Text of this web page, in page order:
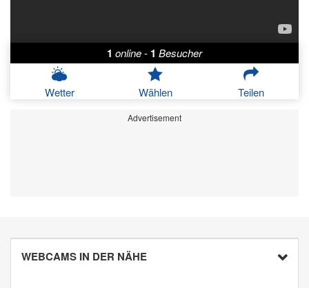
1 online- 1 Besucher
Wetter Wählen Teilen
Advertisement
WEBCAMS IN DER NÄHE